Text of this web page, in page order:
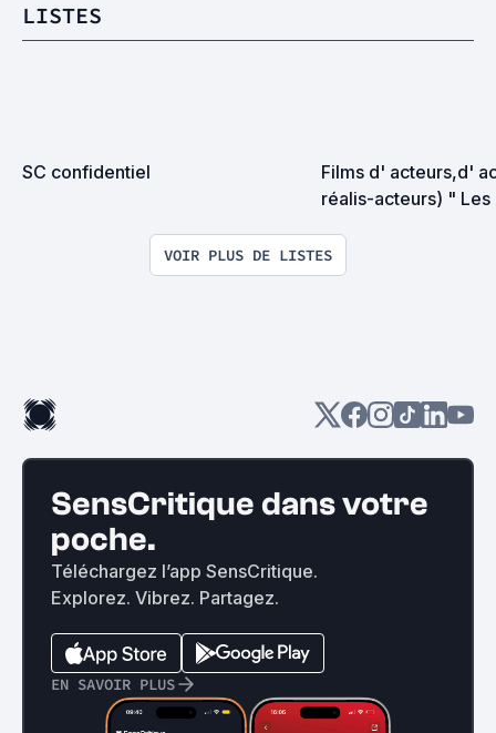
LISTES
SC confidentiel
Films d' acteurs,d'
réalis-acteurs) " Les
VOIR PLUS DE LISTES
SensCritique dans votre
poche.
Téléchargez l’app SensCritique.
Explorez. Vibrez. Partagez.
EN SAVOIR PLUS